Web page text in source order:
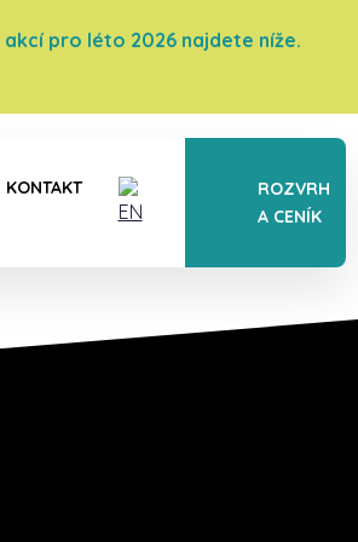
pro léto 2026 najdete níže.
ROZVRH
A CENÍK
KONTAKT